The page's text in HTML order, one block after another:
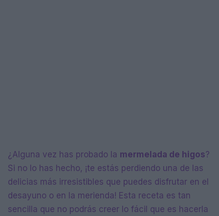
¿Alguna vez has probado la mermelada de higos?
Si no lo has hecho, ¡te estás perdiendo una de las
delicias más irresistibles que puedes disfrutar en el
desayuno o en la merienda! Esta receta es tan
sencilla que no podrás creer lo fácil que es hacerla